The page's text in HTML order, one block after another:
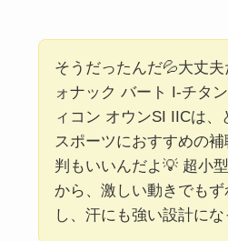
そうだったんだ💦大丈夫
ォナック バート I-チタ
ィコン オウンSI IICは、
スポーツにおすすめの
判もいいんだよ💡 超小
から、激しい動きでも
し、汗にも強い設計に